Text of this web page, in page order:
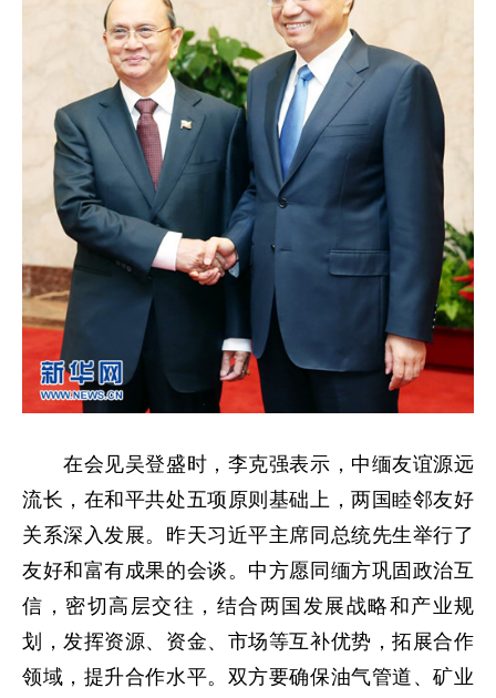
在会见吴登盛时，李克强表示，中缅友谊源远
流长，在和平共处五项原则基础上，两国睦邻友好
关系深入发展。昨天习近平主席同总统先生举行了
友好和富有成果的会谈。中方愿同缅方巩固政治互
信，密切高层交往，结合两国发展战略和产业规
划，发挥资源、资金、市场等互补优势，拓展合作
领域，提升合作水平。双方要确保油气管道、矿业